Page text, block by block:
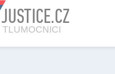
JUSTICE.CZ
TLUMOCNICI